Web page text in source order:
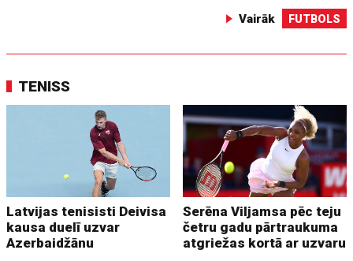
Vairāk FUTBOLS
TENISS
Latvijas tenisisti Deivisa
kausa duelī uzvar
Azerbaidžānu
Serēna Viljamsa pēc teju
četru gadu pārtraukuma
atgriežas kortā ar uzvaru